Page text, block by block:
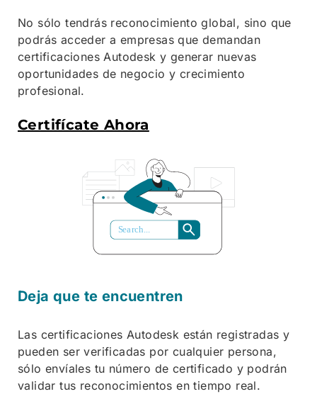
No sólo tendrás reconocimiento global, sino que
podrás acceder a empresas que demandan
certificaciones Autodesk y generar nuevas
oportunidades de negocio y crecimiento
profesional.
Certifícate Ahora
Search...
Deja que te encuentren
Las certificaciones Autodesk están registradas y
pueden ser verificadas por cualquier persona,
sólo envíales tu número de certificado y podrán
validar tus reconocimientos en tiempo real.